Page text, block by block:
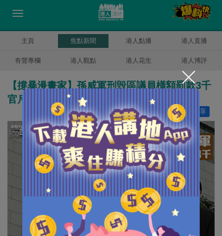
主頁 焦點新聞 港人點播 港人直播
有聲專欄 港人觀點 港人花生 港人博評
【撐暴漫畫家】孫威軍刑毁區議員橫額罰款3千
官斥： 個個好似你咁香港治安會大亂
分享
讚好 12